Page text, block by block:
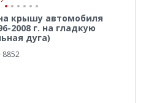
крышу автомобиля
2008 г. на гладкую
дуга)
8852